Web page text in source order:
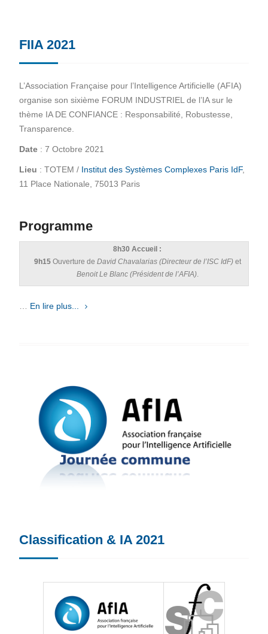
FIIA 2021
L’Association Française pour l’Intelligence Artificielle (AFIA)
organise son sixième FORUM INDUSTRIEL de l’IA sur le
thème IA DE CONFIANCE : Responsabilité, Robustesse,
Transparence.
Date: 7 Octobre 2021
Lieu : TOTEM / Institut des Systèmes Complexes Paris IdF,
11 Place Nationale, 75013 Paris
Programme
8h30 Accueil :
9h15Ouverture de David Chavalarias (Directeur de l’ISC IdF) et
Benoit Le Blanc (Président de l’AFIA).
En lire plus...
Classification & IA 2021